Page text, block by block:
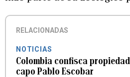
RELACIONADAS
NOTICIAS
Colombia confisca
capo Pablo Escobar